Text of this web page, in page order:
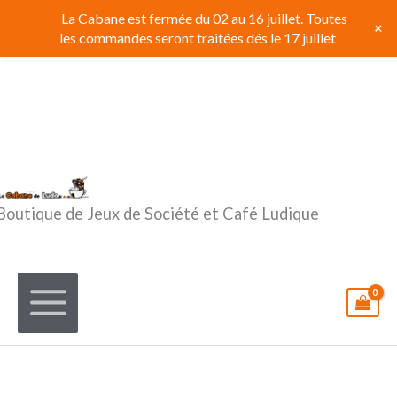
contenu
de Jeux de Société et Café Ludique
La Cabane est fermée du 02 au 16 juillet. Toutes
les commandes seront traitées dés le 17 juillet
+